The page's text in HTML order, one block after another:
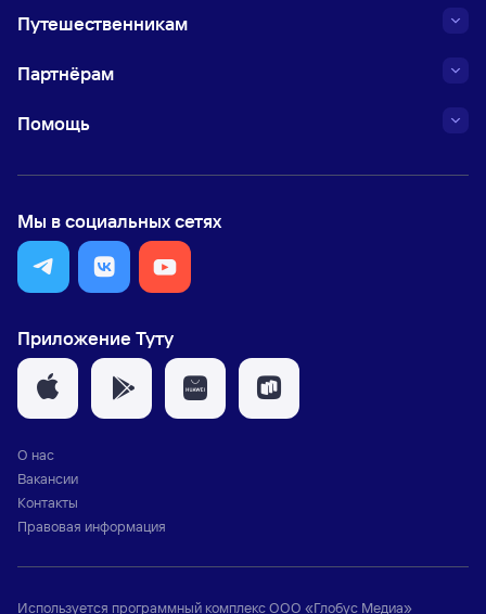
Путешественникам
Партнёрам
Помощь
Мы в социальных сетях
Приложение Туту
О нас
Вакансии
Контакты
Правовая информация
Используется программный комплексООО «Глобус Медиа»